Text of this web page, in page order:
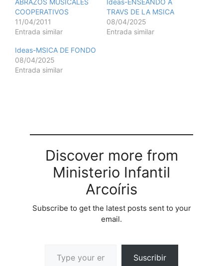
COOPERATIVOS
11/04/2011
Entrada similar
TRAVS DE LA MSICA
08/04/2025
Entrada similar
Ideas-MSICA DE FONDO
08/04/2025
Entrada similar
Discover more from
Ministerio Infantil
Arcoíris
Subscribe to get the latest posts sent to your
email.
Suscribir